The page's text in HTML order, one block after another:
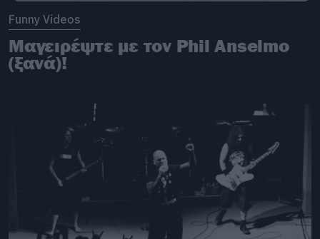
Funny Videos
Μαγειρέψτε με τον Phil Anselmo
(ξανά)!